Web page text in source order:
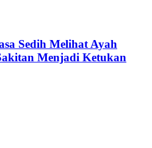
Sedih Melihat Ayah
Menjadi Ketukan